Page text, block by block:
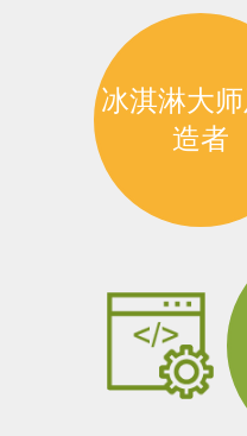
冰淇淋大师
造者